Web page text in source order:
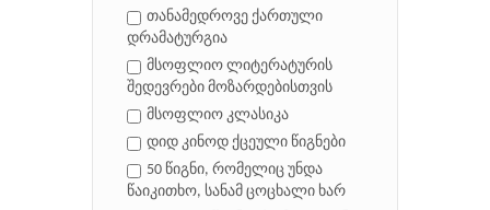
თანამედროვე ქართული
დრამატურგია
მსოფლიო ლიტერატურის
შედევრები მოზარდებისთვის
მსოფლიო კლასიკა
დიდ კინოდ ქცეული წიგნები
50 წიგნი, რომელიც უნდა
წაიკითხო, სანამ ცოცხალი ხარ